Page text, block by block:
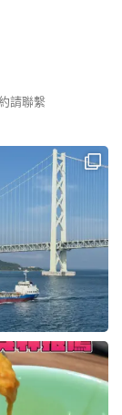
請聯繫